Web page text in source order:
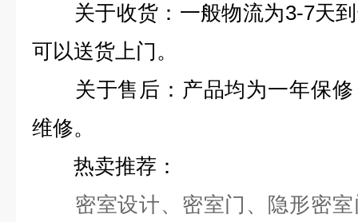
关于收货：一般物流为3-7天到
可以送货上门。
关于售后：产品均为一年保修
维修。
热卖推荐：
密室设计、密室门、隐形密室